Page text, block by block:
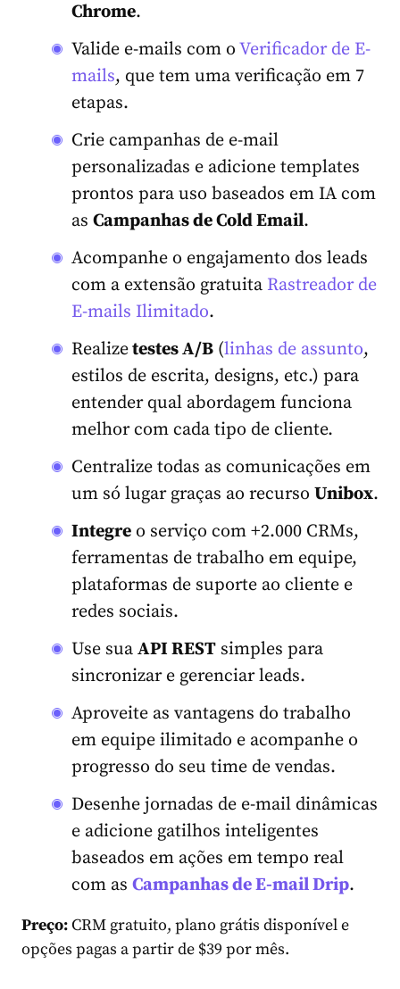
Chrome.
Valide e-mails com o Verificador de E-
mails, que tem uma verificação em 7
etapas.
Crie campanhas de e-mail
personalizadas e adicione templates
prontos para uso baseados em IA com
as Campanhas de Cold Email.
Acompanhe o engajamento dos leads
com a extensão gratuita Rastreador de
E-mails Ilimitado.
Realizetestes A/B (linhas de assunto,
estilos de escrita, designs, etc.) para
entender qual abordagem funciona
melhor com cada tipo de cliente.
Centralize todas as comunicações em
um só lugar graças ao recurso Unibox.
Integre o serviço com +2.000 CRMs,
ferramentas de trabalho em equipe,
plataformas de suporte ao cliente e
redes sociais.
Use sua API REST simples para
sincronizar e gerenciar leads.
Aproveite as vantagens do trabalho
em equipe ilimitado e acompanhe o
progresso do seu time de vendas.
Desenhe jornadas de e-mail dinâmicas
e adicione gatilhos inteligentes
baseados em ações em tempo real
com as Campanhas de E-mail Drip.
Preço:CRM gratuito, plano grátis disponível e
opções pagas a partir de $39 por mês.